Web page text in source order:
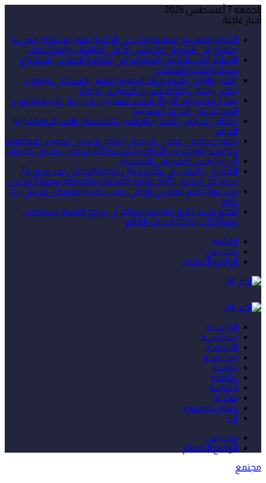
الجمعة 7 أغسطس 2026
أخبار عاجلة
النقابة المغربية المهنية لمبدعي الأغنية تقود مشاركة مغربية
متميزة في مهرجان طرابلس الدولي للمالوف والموشحات
الاعلام الإسبانية يثير المخاوف من مطالبة المغرب باسترجاع
سبتة ومليلية المحتلتين
“الفن والراي” يختتم رحلته البصرية: الفنان التشكيلي ميلودي
يونس يحتفي بذاكرة الشرق الفنية في وجدة
بعد أزمة سبتة.. الجزائر تحشد مهاجرين من دول افريقيا جنوب
الصحراء على الحدود المغربية
مكناس تحتضن المنتدى الخامس للاستثمار والسياحة لمغاربة
العالم
مصدر حكومي مغربي: لا يمكن لقاض إسباني تقويض منظومة
مكافحة الهجرة غير النظامية، ثم مطالبة المغرب بتحمل التبعات
أوروبا ليست الفردوس المفقود..
العمارتي: تأملات في واقع ومآل حماية اللاجئين بعد مرور 75
سنة على اعتماد الأمم المتحدة للاتفاقية الخاصة بوضع اللاجئين
برشلونة يضع المغربي أوناحي نصب عينيه لتعويض فرينكي دي
يونغ
لقجع يشيد بقرار إنفانتينو ويؤكد أن برامج التنمية استفادت
منها مئات الاتحادات عبر العالم
القائمة
بحث عن
الوضع المظلم
الرئيسية
سـيـاســة
اقـتـصــاد
مـجـتـمــع
دولـيــة
ريـاضــة
ثـقـافــة
صـحــة
صـوت وصـورة
آراء
بحث عن
الوضع المظلم
مجتمع